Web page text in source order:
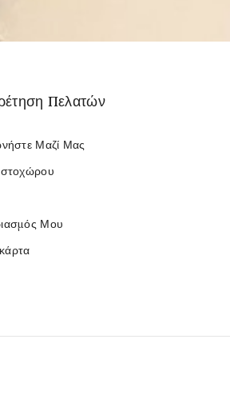
Πελατών
Μαζί Μας
Μου